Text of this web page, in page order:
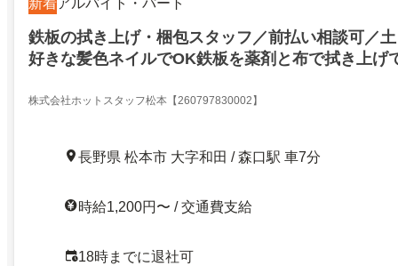
鉄板の拭き上げ・梱包スタッフ／前払い相談可／
好きな髪色ネイルでOK鉄板を薬剤と布で拭き上げ
株式会社ホットスタッフ松本【260797830002】
長野県 松本市 大字和田 / 森口駅 車7分
時給1,200円〜 / 交通費支給
18時までに退社可